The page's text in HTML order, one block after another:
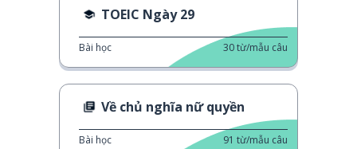
TOEIC Ngày 29
Bài học 30từ/mẫu câu
Về chủ nghĩa nữ quyền
Bài học 91 từ/mẫu câu